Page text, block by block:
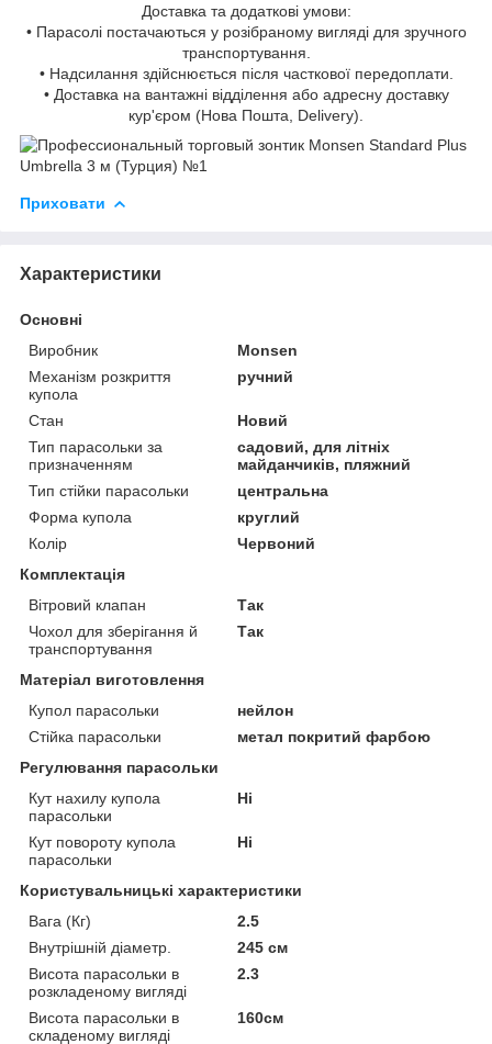
Доставка та додаткові умови:
• Парасолі постачаються у розібраному вигляді для зручного
транспортування.
• Надсилання здійснюється після часткової передоплати.
• Доставка на вантажні відділення або адресну доставку
кур'єром (Нова Пошта, Delivery).
Приховати
Характеристики
Основні
Виробник
Monsen
Механізм розкриття
купола
ручний
Стан
Новий
Тип парасольки за
призначенням
садовий, для літніх
майданчиків, пляжний
Тип стійки парасольки
центральна
Форма купола
круглий
Колір
Червоний
Комплектація
Вітровий клапан
Так
Чохол для зберігання й
транспортування
Так
Матеріал виготовлення
Купол парасольки
нейлон
Стійка парасольки
метал покритий фарбою
Регулювання парасольки
Кут нахилу купола
парасольки
Ні
Кут повороту купола
парасольки
Ні
Користувальницькі характеристики
Вага (Кг)
2.5
Внутрішній діаметр.
245 см
Висота парасольки в
розкладеному вигляді
2.3
Висота парасольки в
складеному вигляді
160см